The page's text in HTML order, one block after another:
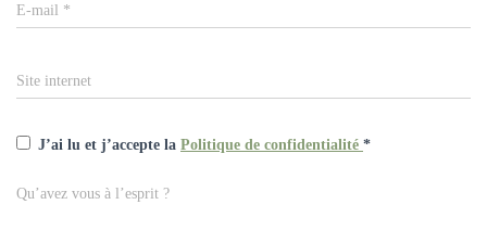
E-mail *
Site internet
J’ai lu et j’accepte la Politique de confidentialité *
Qu’avez vous à l’esprit ?